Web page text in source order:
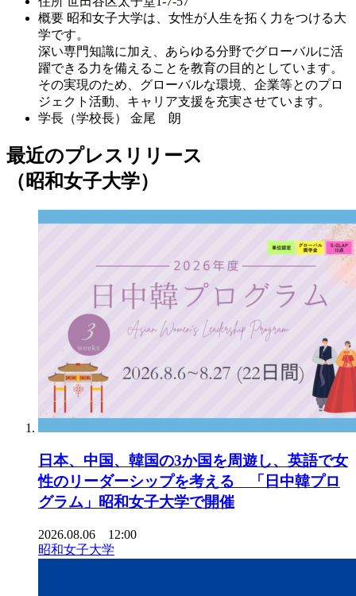
概要 昭和女子大学は、女性が人生を拓く力をつける大
学です。
深い専門知識に加え、あらゆる分野でグローバルに活
躍できる力を備えることを教育の目的としています。
その実現のため、グローバルな環境、企業等とのプロ
ジェクト活動、キャリア支援を充実させています。
学長（学校長）
金尾 朗
最近のプレスリリース
（昭和女子大学）
日本、中国、韓国の3か国を周遊し、英語で女
性のリーダーシップを考える 「日中韓プロ
グラム」昭和女子大学で開催
2026.08.06 12:00
昭和女子大学